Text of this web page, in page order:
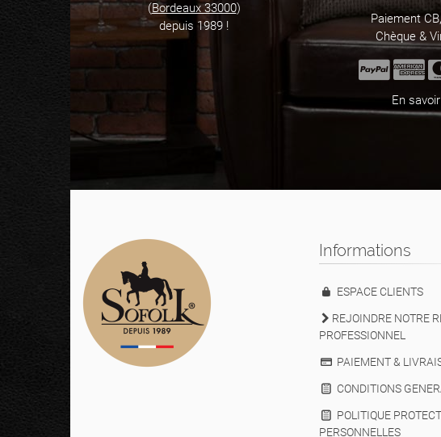
(Bordeaux 33000)
depuis 1989 !
Paiement
Chèque &
En
Informations
ESPACE CLIENTS
REJOINDRE NOTRE
PROFESSIONNEL
PAIEMENT &
CONDITIONS
POLITIQUE
PERSONNELLES